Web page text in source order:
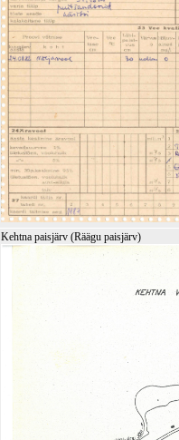
Kehtna paisjärv (Räägu paisjärv)